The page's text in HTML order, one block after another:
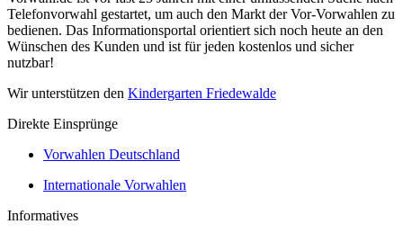
Telefonvorwahl gestartet, um auch den Markt der Vor-Vorwahlen zu
bedienen. Das Informationsportal orientiert sich noch heute an den
Wünschen des Kunden und ist für jeden kostenlos und sicher
nutzbar!
Wir unterstützen den Kindergarten Friedewalde
Direkte Einsprünge
Vorwahlen Deutschland
Internationale Vorwahlen
Informatives